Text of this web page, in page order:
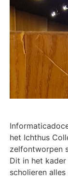
het Ichthus
zelfontworpen
Dit in het kader
scholieren